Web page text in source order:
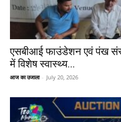
एसबीआई फाउंडेशन एवं पंख
में विशेष स्वास्थ्य...
आज का उजाला - July 20, 2026